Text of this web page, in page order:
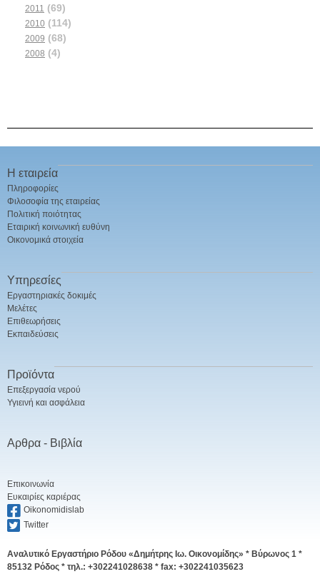
2011 (69)
2010 (114)
2009 (68)
2008 (4)
Η εταιρεία
Πληροφορίες
Φιλοσοφία της εταιρείας
Πολιτική ποιότητας
Εταιρική κοινωνική ευθύνη
Οικονομικά στοιχεία
Υπηρεσίες
Εργαστηριακές δοκιμές
Μελέτες
Επιθεωρήσεις
Εκπαιδεύσεις
Προϊόντα
Επεξεργασία νερού
Υγιεινή και ασφάλεια
Αρθρα - Βιβλία
Επικοινωνία
Ευκαιρίες καριέρας
Oikonomidislab
Twitter
Αναλυτικό Εργαστήριο Ρόδου «Δημήτρης Ιω. Οικονομίδης» * Βύρωνος 1 *
85132 Ρόδος * τηλ.: +302241028638 * fax: +302241035623